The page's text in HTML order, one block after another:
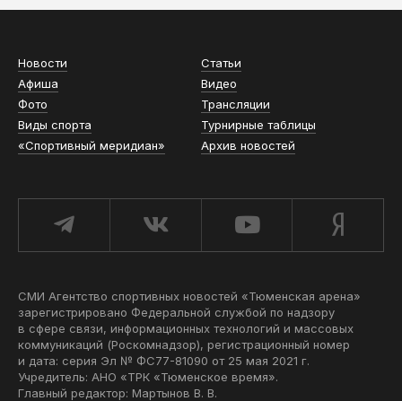
Новости
Статьи
Афиша
Видео
Фото
Трансляции
Виды спорта
Турнирные таблицы
«Спортивный меридиан»
Архив новостей
СМИ Агентство спортивных новостей «Тюменская арена»
зарегистрировано Федеральной службой по надзору
в сфере связи, информационных технологий и массовых
коммуникаций (Роскомнадзор), регистрационный номер
и дата: серия Эл № ФС77-81090 от 25 мая 2021 г.
Учредитель: АНО «ТРК «Тюменское время».
Главный редактор: Мартынов В. В.